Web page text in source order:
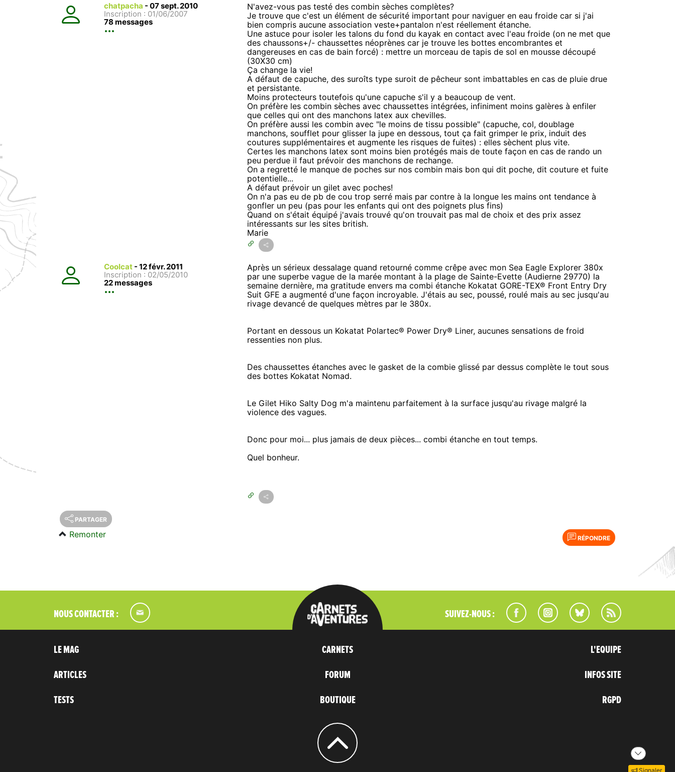
chatpacha - 07 sept. 2010
Inscription : 01/06/2007
78 messages
N'avez-vous pas testé des combin sèches complètes?
Je trouve que c'est un élément de sécurité important pour naviguer en eau froide car si j'ai
bien compris aucune association veste+pantalon n'est réellement étanche.
Une astuce pour isoler les talons du fond du kayak en contact avec l'eau froide (on ne met que
des chaussons+/- chaussettes néoprènes car je trouve les bottes encombrantes et
dangereuses en cas de bain forcé) : mettre un morceau de tapis de sol en mousse découpé
(30X30 cm)
Ça change la vie!
A défaut de capuche, des suroîts type suroit de pêcheur sont imbattables en cas de pluie drue
et persistante.
Moins protecteurs toutefois qu'une capuche s'il y a beaucoup de vent.
On préfère les combin sèches avec chaussettes intégrées, infiniment moins galères à enfiler
que celles qui ont des manchons latex aux chevilles.
On préfère aussi les combin avec "le moins de tissu possible" (capuche, col, doublage
manchons, soufflet pour glisser la jupe en dessous, tout ça fait grimper le prix, induit des
coutures supplémentaires et augmente les risques de fuites) : elles sèchent plus vite.
Certes les manchons latex sont moins bien protégés mais de toute façon en cas de rando un
peu perdue il faut prévoir des manchons de rechange.
On a regretté le manque de poches sur nos combin mais bon qui dit poche, dit couture et fuite
potentielle...
A défaut prévoir un gilet avec poches!
On n'a pas eu de pb de cou trop serré mais par contre à la longue les mains ont tendance à
gonfler un peu (pas pour les enfants qui ont des poignets plus fins)
Quand on s'était équipé j'avais trouvé qu'on trouvait pas mal de choix et des prix assez
intéressants sur les sites british.
Marie
Coolcat - 12 févr. 2011
Inscription : 02/05/2010
22 messages
Après un sérieux dessalage quand retourné comme crêpe avec mon Sea Eagle Explorer 380x
par une superbe vague de la marée montant à la plage de Sainte-Evette (Audierne 29770) la
semaine dernière, ma gratitude envers ma combi étanche Kokatat GORE-TEX® Front Entry Dry
Suit GFE a augmenté d'une façon incroyable. J'étais au sec, poussé, roulé mais au sec jusqu'au
rivage devancé de quelques mètres par le 380x.
Portant en dessous un Kokatat Polartec® Power Dry® Liner, aucunes sensations de froid
ressenties non plus.
Des chaussettes étanches avec le gasket de la combie glissé par dessus complète le tout sous
des bottes Kokatat Nomad.
Le Gilet Hiko Salty Dog m'a maintenu parfaitement à la surface jusqu'au rivage malgré la
violence des vagues.
Donc pour moi... plus jamais de deux pièces... combi étanche en tout temps.
Quel bonheur.
PARTAGER
RÉPONDRE
Remonter
Signaler
NOUS CONTACTER : SUIVEZ-NOUS :
LE MAG
ARTICLES
TESTS
CARNETS
FORUM
BOUTIQUE
L'EQUIPE
INFOS SITE
RGPD